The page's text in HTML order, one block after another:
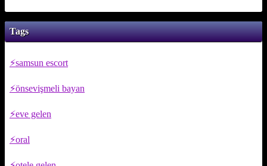
Tags
samsun escort
önsevişmeli bayan
eve gelen
oral